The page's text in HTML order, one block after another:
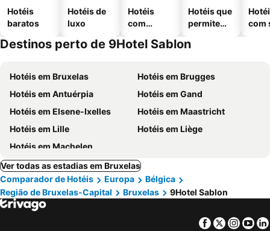
Hotéis
baratos
Hotéis de
luxo
Hotéis
com
Hotéis que
permitem
com
Destinos perto de 9Hotel Sablon
Hotéis em Bruxelas
Hotéis em Brugges
Hotéis em Antuérpia
Hotéis em Gand
Hotéis em Elsene-Ixelles
Hotéis em Maastricht
Hotéis em Lille
Hotéis em Liège
Hotéis em Machelen
Ver todas as estadias em Bruxelas
Comparador de Hotéis
Europa
Bélgica
Região de Bruxelas-Capital
Bruxelas 9Hotel Sablon
Facebook
Twitter